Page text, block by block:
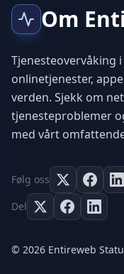
Om
Tjenesteovervåking
onlinetjenester,
verden. Sjekk om
tjenesteproblemer
med vårt
Følg oss
Del
© 2026 Entireweb